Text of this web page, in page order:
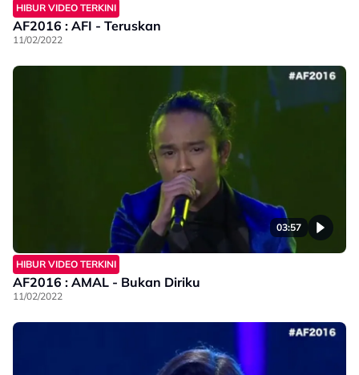
HIBUR VIDEO TERKINI
AF2016 : AFI - Teruskan
11/02/2022
03:57
HIBUR VIDEO TERKINI
AF2016 : AMAL - Bukan Diriku
11/02/2022